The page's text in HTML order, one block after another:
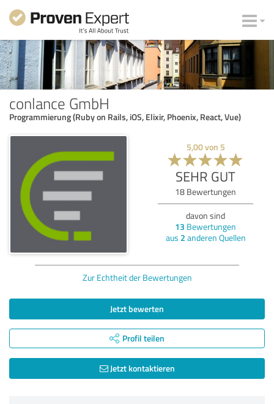
conlance GmbH
Programmierung (Ruby on Rails, iOS, Elixir, Phoenix, React, Vue)
5,00von 5
SEHR GUT
18 Bewertungen
davon sind
13 Bewertungen
aus 2 anderen Quellen
Zur Echtheit der Bewertungen
Jetzt bewerten
Profil teilen
Jetzt kontaktieren